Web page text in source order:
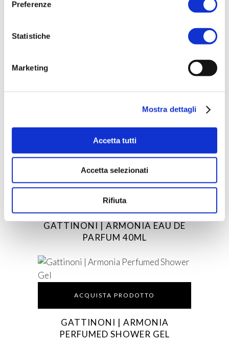
Preferenze
Statistiche
Marketing
Mostra dettagli
Accetta tutti
Accetta selezionati
Rifiuta
ACQUISTA PRODOTTO
GATTINONI | ARMONIA EAU DE
PARFUM 40ML
ACQUISTA PRODOTTO
GATTINONI | ARMONIA
PERFUMED SHOWER GEL